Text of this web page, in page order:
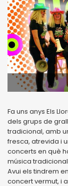
Fa uns anys Els
dels grups de
tradicional, amb
fresca, atrevida i
concerts en què
música
Avui els tindrem
concert vermut, i